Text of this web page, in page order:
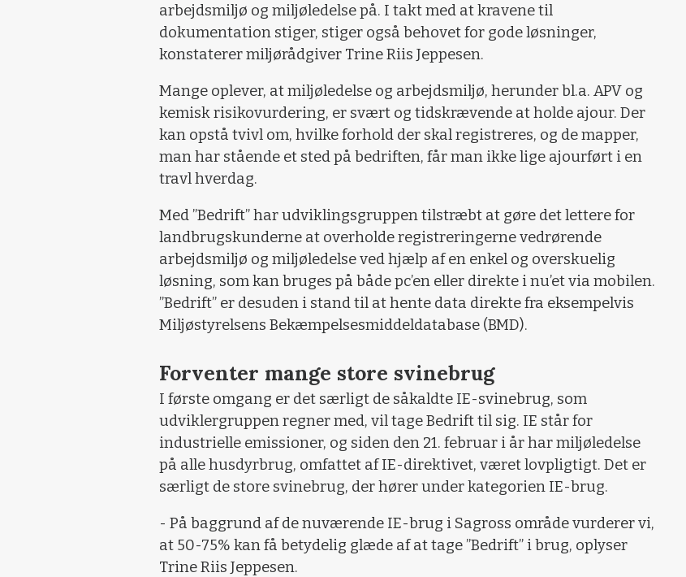
arbejdsmiljø og miljøledelse på. I takt med at kravene til
dokumentation stiger, stiger også behovet for gode løsninger,
konstaterer miljørådgiver Trine Riis Jeppesen.
Mange oplever, at miljøledelse og arbejdsmiljø, herunder bl.a. APV og
kemisk risikovurdering, er svært og tidskrævende at holde ajour. Der
kan opstå tvivl om, hvilke forhold der skal registreres, og de mapper,
man har stående et sted på bedriften, får man ikke lige ajourført i en
travl hverdag.
Med ”Bedrift” har udviklingsgruppen tilstræbt at gøre det lettere for
landbrugskunderne at overholde registreringerne vedrørende
arbejdsmiljø og miljøledelse ved hjælp af en enkel og overskuelig
løsning, som kan bruges på både pc’en eller direkte i nu’et via mobilen.
”Bedrift” er desuden i stand til at hente data direkte fra eksempelvis
Miljøstyrelsens Bekæmpelsesmiddeldatabase (BMD).
Forventer mange store svinebrug
I første omgang er det særligt de såkaldte IE-svinebrug, som
udviklergruppen regner med, vil tage Bedrift til sig. IE står for
industrielle emissioner, og siden den 21. februar i år har miljøledelse
på alle husdyrbrug, omfattet af IE-direktivet, været lovpligtigt. Det er
særligt de store svinebrug, der hører under kategorien IE-brug.
- På baggrund af de nuværende IE-brug i Sagross område vurderer vi,
at 50-75% kan få betydelig glæde af at tage ”Bedrift” i brug, oplyser
Trine Riis Jeppesen.